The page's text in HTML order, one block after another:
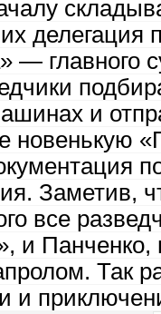
их
— главного
и
новенькую
Заметив,
все
и Панченко,
Так